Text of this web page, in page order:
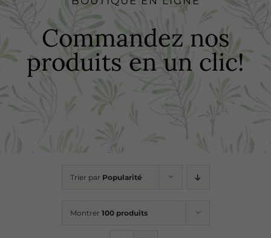
Recettes
Points de vente
Commandez nos
produits en un clic!
Trier par Popularité
Montrer 100 produits